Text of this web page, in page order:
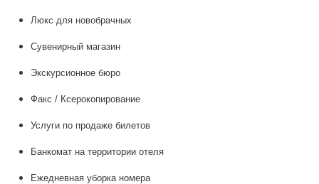
Люкс для новобрачных
Сувенирный магазин
Экскурсионное бюро
Факс / Ксерокопирование
Услуги по продаже билетов
Банкомат на территории отеля
Ежедневная уборка номера